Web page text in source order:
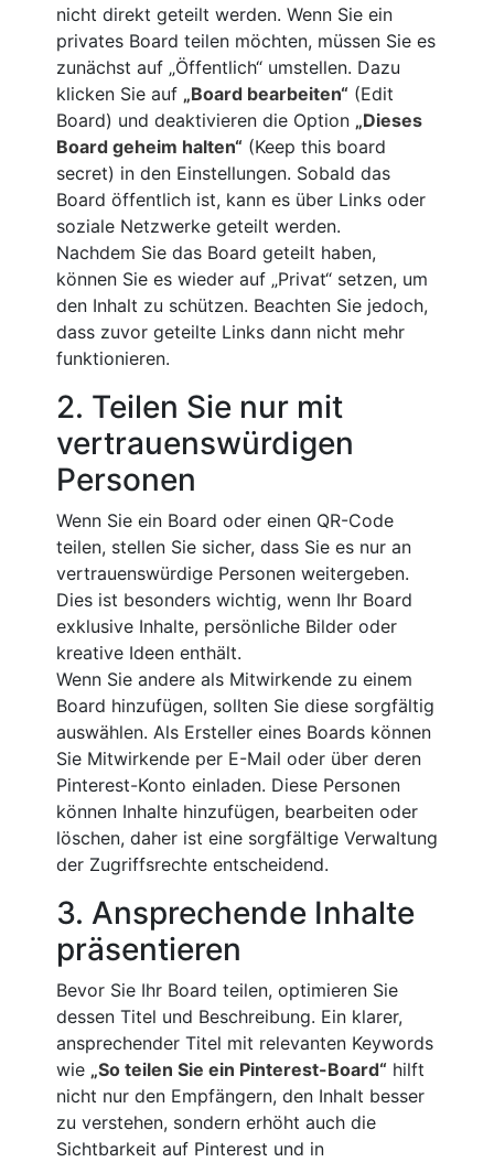
nicht direkt geteilt werden. Wenn Sie ein
privates Board teilen möchten, müssen Sie es
zunächst auf „Öffentlich“ umstellen. Dazu
klicken Sie auf „Board bearbeiten“ (Edit
Board) und deaktivieren die Option „Dieses
Board geheim halten“ (Keep this board
secret) in den Einstellungen. Sobald das
Board öffentlich ist, kann es über Links oder
soziale Netzwerke geteilt werden.
Nachdem Sie das Board geteilt haben,
können Sie es wieder auf „Privat“ setzen, um
den Inhalt zu schützen. Beachten Sie jedoch,
dass zuvor geteilte Links dann nicht mehr
funktionieren.
2. Teilen Sie nur mit
vertrauenswürdigen
Personen
Wenn Sie ein Board oder einen QR-Code
teilen, stellen Sie sicher, dass Sie es nur an
vertrauenswürdige Personen weitergeben.
Dies ist besonders wichtig, wenn Ihr Board
exklusive Inhalte, persönliche Bilder oder
kreative Ideen enthält.
Wenn Sie andere als Mitwirkende zu einem
Board hinzufügen, sollten Sie diese sorgfältig
auswählen. Als Ersteller eines Boards können
Sie Mitwirkende per E-Mail oder über deren
Pinterest-Konto einladen. Diese Personen
können Inhalte hinzufügen, bearbeiten oder
löschen, daher ist eine sorgfältige Verwaltung
der Zugriffsrechte entscheidend.
3. Ansprechende Inhalte
präsentieren
Bevor Sie Ihr Board teilen, optimieren Sie
dessen Titel und Beschreibung. Ein klarer,
ansprechender Titel mit relevanten Keywords
wie „So teilen Sie ein Pinterest-Board“ hilft
nicht nur den Empfängern, den Inhalt besser
zu verstehen, sondern erhöht auch die
Sichtbarkeit auf Pinterest und in